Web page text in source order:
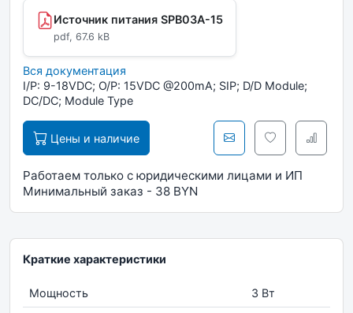
Источник питания SPB03A-15
pdf, 67.6 kB
Вся документация
I/P: 9-18VDC; O/P: 15VDC @200mA; SIP; D/D Module;
DC/DC; Module Type
Цены и наличие
Работаем только с юридическими лицами и ИП
Минимальный заказ - 38 BYN
Краткие характеристики
Мощность 3 Вт